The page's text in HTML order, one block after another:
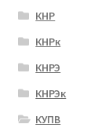
КНР
КНРк
КНРЭ
КНРЭк
КУПВ